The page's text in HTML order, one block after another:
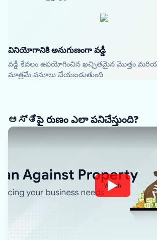
వినియోగానికి అనుగుణంగా వడ్డీ
వడ్డీ కేవలం ఉపయోగించిన ఖచ్చితమైన మొత్తం
మాత్రమే వసూలు చేయబడుతుంది
ಆಸ್ತಿపై రుణం ఎలా పనిచేస్తుంది?
Watch